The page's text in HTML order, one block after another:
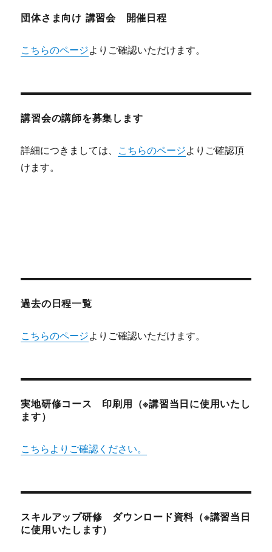
団体さま向け 講習会 開催日程
こちらのページよりご確認いただけます。
講習会の講師を募集します
詳細につきましては、 こちらのページよりご確認頂
けます。
過去の日程一覧
こちらのページよりご確認いただけます。
実地研修コース 印刷用（※講習当日に使用いたし
ます）
こちらよりご確認ください。
スキルアップ研修 ダウンロード資料（※講習当日
に使用いたします）